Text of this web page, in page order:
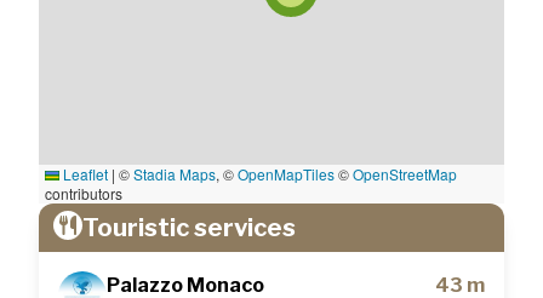
Leaflet | ©Stadia Maps, ©OpenMapTiles©OpenStreetMap
contributors
Touristic services
Palazzo Monaco 43 m